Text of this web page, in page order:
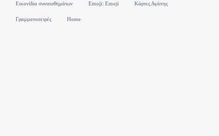
Εικονίδια συναισθημάτων Emoji: Emoji Κάρτες Αγάπης
Γραμματοσειρές Home